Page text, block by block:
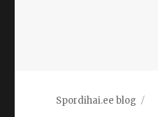
Spordihai.ee blog